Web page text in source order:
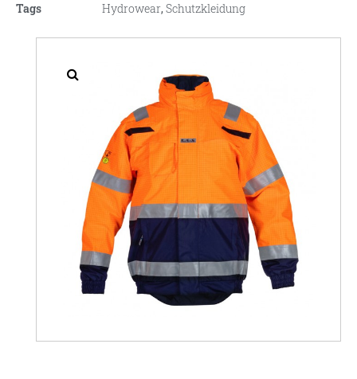
Tags
Hydrowear,Schutzkleidung